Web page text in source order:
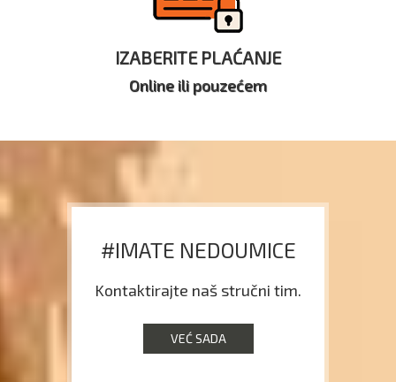
IZABERITE PLAĆANJE
Online ili pouzećem
#IMATE NEDOUMICE
Kontaktirajte naš stručni tim.
VEĆ SADA